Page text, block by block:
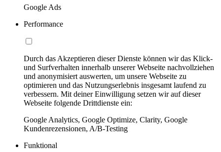
Google Ads
Performance
Durch das Akzeptieren dieser Dienste können wir das Klick-
und Surfverhalten innerhalb unserer Webseite nachvollziehen
und anonymisiert auswerten, um unsere Webseite zu
optimieren und das Nutzungserlebnis insgesamt laufend zu
verbessern. Mit deiner Einwilligung setzen wir auf dieser
Webseite folgende Drittdienste ein:
Google Analytics, Google Optimize, Clarity, Google
Kundenrezensionen, A/B-Testing
Funktional